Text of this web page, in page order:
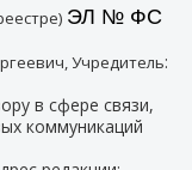
ЭЛ № ФС
Учредитель:
в сфере связи,
коммуникаций